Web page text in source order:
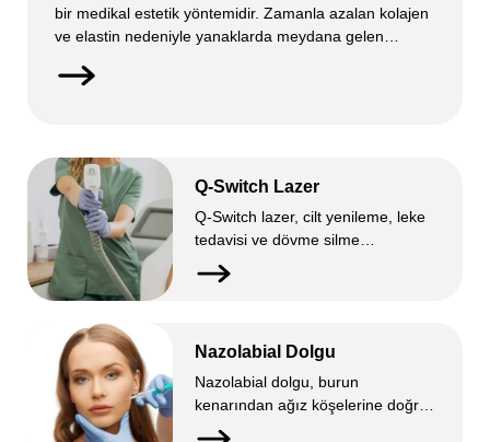
bir medikal estetik yöntemidir. Zamanla azalan kolajen
ve elastin nedeniyle yanaklarda meydana gelen
dolgusu, bu görünümü ortadan kaldırarak daha canlı,
Q-Switch Lazer
Q-Switch lazer, cilt yenileme, leke
tedavisi ve dövme silme
işlemlerinde yüksek başarı
sağlayan, gelişmiş bir lazer
sistem, cilt altındaki melanin
pigmentini hedef alarak renk
eşitsizliklerini ve derin lekeleri etkili
Nazolabial Dolgu
Nazolabial dolgu, burun
kenarından ağız köşelerine doğru
uzanan ve zamanla belirginleşen